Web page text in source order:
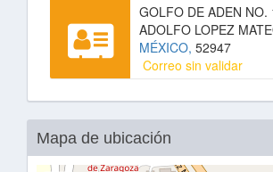
ADOLFO LOPEZ
MÉXICO, 52947
Correo sin validar
Mapa de ubicación